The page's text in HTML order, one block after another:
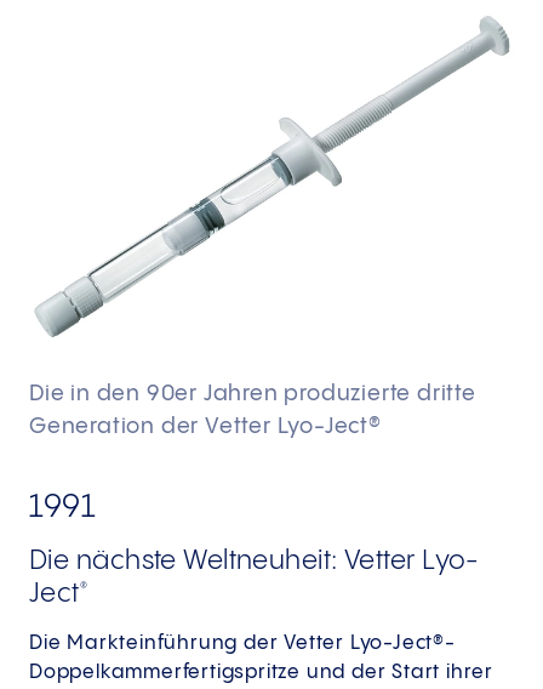
Die in den 90er Jahren produzierte dritte
Generation der Vetter Lyo-Ject®
1991
Die nächste Weltneuheit: Vetter Lyo-
Ject®
Die Markteinführung der Vetter Lyo-Ject®-
Doppelkammerfertigspritze und der Start ihrer